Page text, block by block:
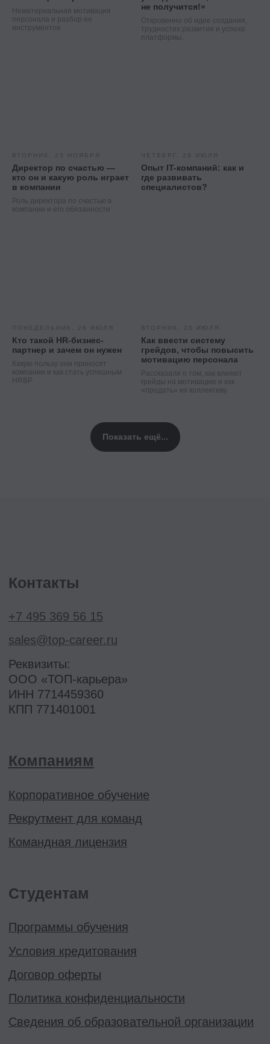
Нематериальная мотивация
персонала и разбор ее
инструментов
не получится!»
Откровенно об идее создания,
трудностях развития и успехе
платформы.
ВТОРНИК, 23 НОЯБРЯ
Директор по счастью —
кто он и какую роль играет
в компании
Роль директора по счастью в
компании и его обязанности
ЧЕТВЕРГ, 29 ИЮЛЯ
Опыт IT-компаний: как и
где развивать
специалистов?
ПОНЕДЕЛЬНИК, 26 ИЮЛЯ
Кто такой HR-бизнес-
партнер и зачем он нужен
Какую пользу они приносят
компании и как стать успешным
HRBP
ВТОРНИК, 20 ИЮЛЯ
Как ввести систему
грейдов, чтобы повысить
мотивацию персонала
Рассказали о том, как влияют
грейды на мотивацию и как
«продать» их коллективу
Показать ещё...
красивая или fgh12j332jb?
Подпишитесь на нашу рассылку.
Расскажем, как быстрее дорасти